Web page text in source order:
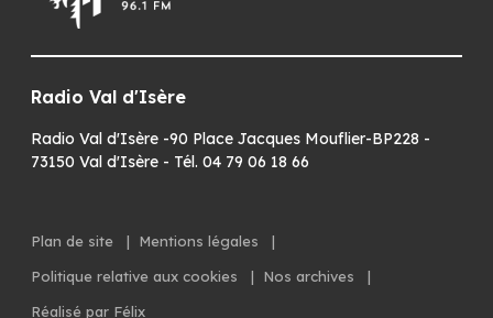
Radio Val d'Isère
Radio Val d'Isère -90 Place Jacques Mouflier-BP228 -
73150 Val d'Isère - Tél. 04 79 06 18 66
Plan de site | Mentions légales
|
Politique relative aux cookies
| Nos archives
|
Réalisé par Félix